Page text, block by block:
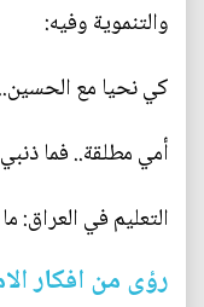
والتنموية وفيه:
كي نحيا مع
أمي مطلقة.. فما
التعليم في العراق:
رؤى من افكار